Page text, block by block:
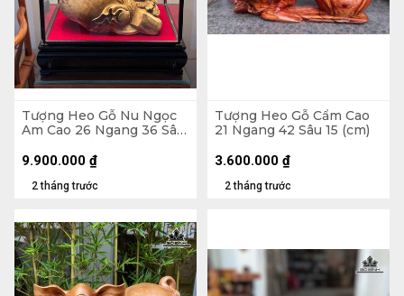
Tượng Heo Gỗ Nu Ngọc
Am Cao 26 Ngang 36 Sâu
x 30 (cm)
2 tháng trước
9.900.000 ₫
Tượng Heo Gỗ Cẩm Cao
21 Ngang 42 Sâu 15 (cm)
2 tháng trước
3.600.000 ₫